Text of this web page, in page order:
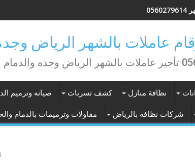
والدمام
نظافة منازل كشف تسربات صيانه وترميم
شركات نظافة بالرياض مقاولات وترميمات بالدمام